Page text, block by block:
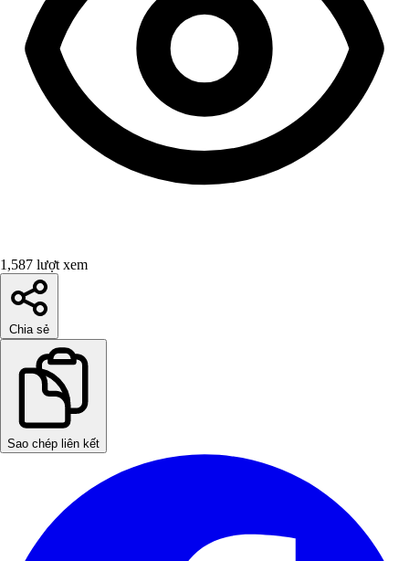
1,587 lượt xem
Chia sẻ
Sao chép liên kết